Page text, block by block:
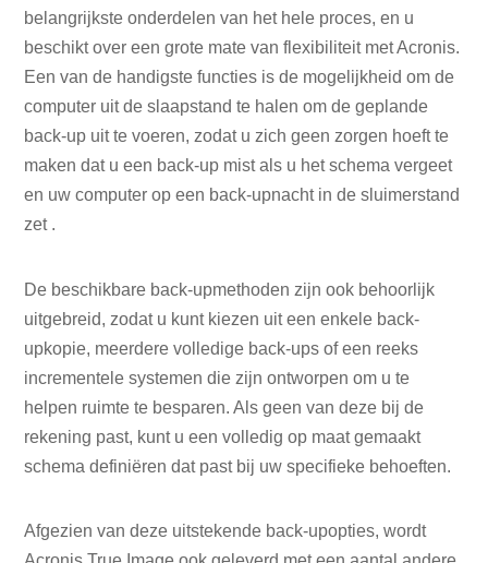
belangrijkste onderdelen van het hele proces, en u
beschikt over een grote mate van flexibiliteit met Acronis.
Een van de handigste functies is de mogelijkheid om de
computer uit de slaapstand te halen om de geplande
back-up uit te voeren, zodat u zich geen zorgen hoeft te
maken dat u een back-up mist als u het schema vergeet
en uw computer op een back-upnacht in de sluimerstand
zet .
De beschikbare back-upmethoden zijn ook behoorlijk
uitgebreid, zodat u kunt kiezen uit een enkele back-
upkopie, meerdere volledige back-ups of een reeks
incrementele systemen die zijn ontworpen om u te
helpen ruimte te besparen. Als geen van deze bij de
rekening past, kunt u een volledig op maat gemaakt
schema definiëren dat past bij uw specifieke behoeften.
Afgezien van deze uitstekende back-upopties, wordt